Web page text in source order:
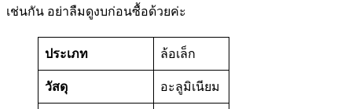
เช่นกัน อย่าลืมดูงบก่อนซื้อด้วยค่ะ
ประเภท ล้อเล็ก
วัสดุ อะลูมิเนียม